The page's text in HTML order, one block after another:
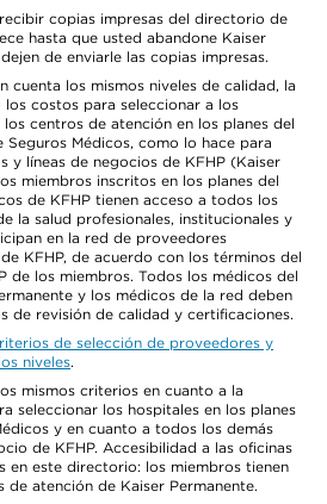
copias impresas del directorio de
hasta que usted abandone Kaiser
de enviarle las copias impresas.
cuenta los mismos niveles de calidad, la
costos para seleccionar a los
centros de atención en los planes del
Seguros Médicos, como lo hace para
y líneas de negocios de KFHP (Kaiser
miembros inscritos en los planes del
de KFHP tienen acceso a todos los
la salud profesionales, institucionales y
en la red de proveedores
KFHP, de acuerdo con los términos del
de los miembros. Todos los médicos del
y los médicos de la red deben
de revisión de calidad y certificaciones.
de selección de proveedores y
niveles.
mismos criterios en cuanto a la
seleccionar los hospitales en los planes
y en cuanto a todos los demás
de KFHP. Accesibilidad a las oficinas
en este directorio: los miembros tienen
atención de Kaiser Permanente.